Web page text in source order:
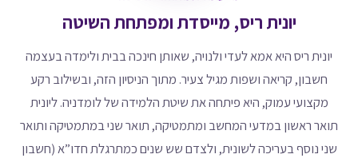
יונית ריס, מייסדת ומפתחת השיטה
יונית ריס היא אמא לעדי ולנויה, שאותן חינכה בבית ולימדה בעצמה
חשבון, קריאה ושפות מגיל צעיר. מתוך הניסיון הזה, ובשילוב רקע
מקצועי עמוק, היא פיתחה את שיטת הלמידה של לומדניה. ליונית
תואר ראשון במדעי המחשב ומתמטיקה, תואר שני במתמטיקה ותואר
שני נוסף בעריכה לשונית, ולצדם שש שנים כמתרגלת חדו”א (חשבון